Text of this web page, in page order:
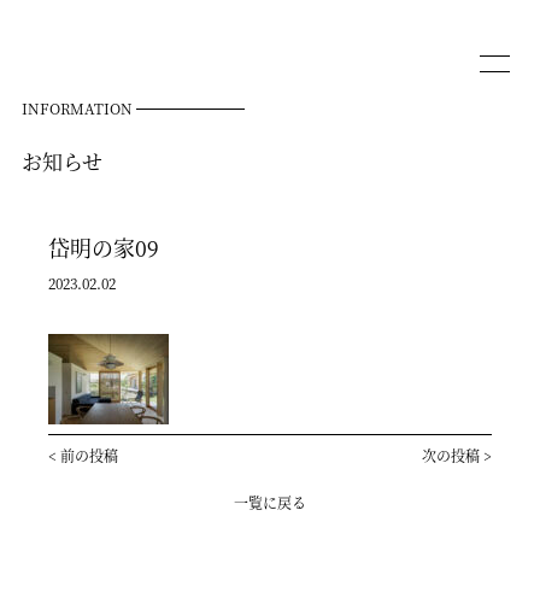
INFORMATION
お知らせ
岱明の家09
2023.02.02
< 前の投稿 次の投稿 >
一覧に戻る